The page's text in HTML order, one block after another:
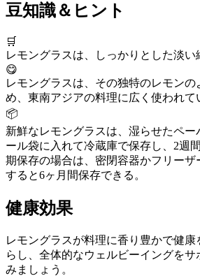
豆知識＆ヒント
🛒
レモングラスは、しっかりとした淡い
😋
レモングラスは、その独特のレモンの
め、東南アジアの料理に広く使われて
📦
新鮮なレモングラスは、湿らせたペ
ール袋に入れて冷蔵庫で保存し、2週
期保存の場合は、密閉容器かフリーザ
すると6ヶ月間保存できる。
健康効果
レモングラスが料理に香り豊かで健康
らし、全体的なウェルビーイングをサ
みましょう。